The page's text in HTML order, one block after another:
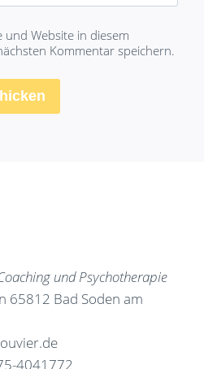
und Website in diesem
Kommentar speichern.
und Psychotherapie
65812 Bad Soden am
4041772